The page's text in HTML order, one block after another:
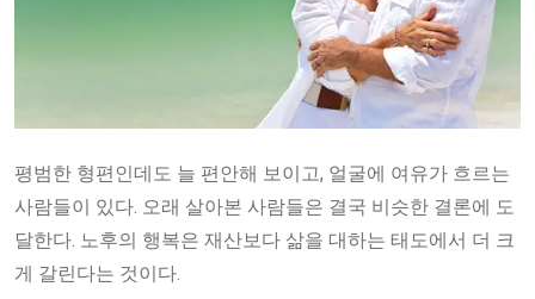
평범한 형편인데도 늘 편안해 보이고, 얼굴에 여유가 흐르는
사람들이 있다. 오래 살아본 사람들은 결국 비슷한 결론에 도
달한다. 노후의 행복은 재산보다 삶을 대하는 태도에서 더 크
게 갈린다는 것이다.